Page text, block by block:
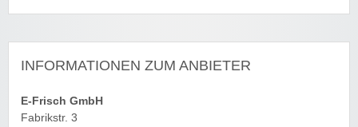
INFORMATIONEN ZUM ANBIETER
E-Frisch GmbH
Fabrikstr. 3